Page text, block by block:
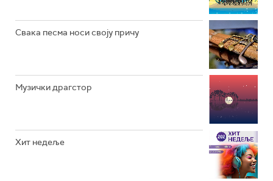
Свака песма носи своју причу
Музички драгстор
Хит недеље